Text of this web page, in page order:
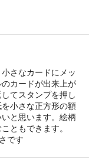
さなカードにメッ
カードが出来上が
てスタンプを押し
小さな正方形の額
と思います。絵柄
ともできます。
です